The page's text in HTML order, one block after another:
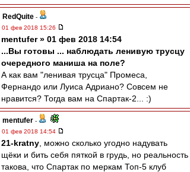
RedQuite -
01 фев 2018 15:26
mentufer » 01 фев 2018 14:54
...Вы готовы ... наблюдать ленивую трусцу
очередного маниша на поле?
А как вам "ленивая трусца" Промеса,
Фернандо или Луиса Адриано? Совсем не
нравится? Тогда вам на Спартак-2... :)
mentufer -
01 фев 2018 14:54
21-kratny , можно сколько угодно надувать
щёки и бить себя пяткой в грудь, но реальность
такова, что Спартак по меркам Топ-5 клуб